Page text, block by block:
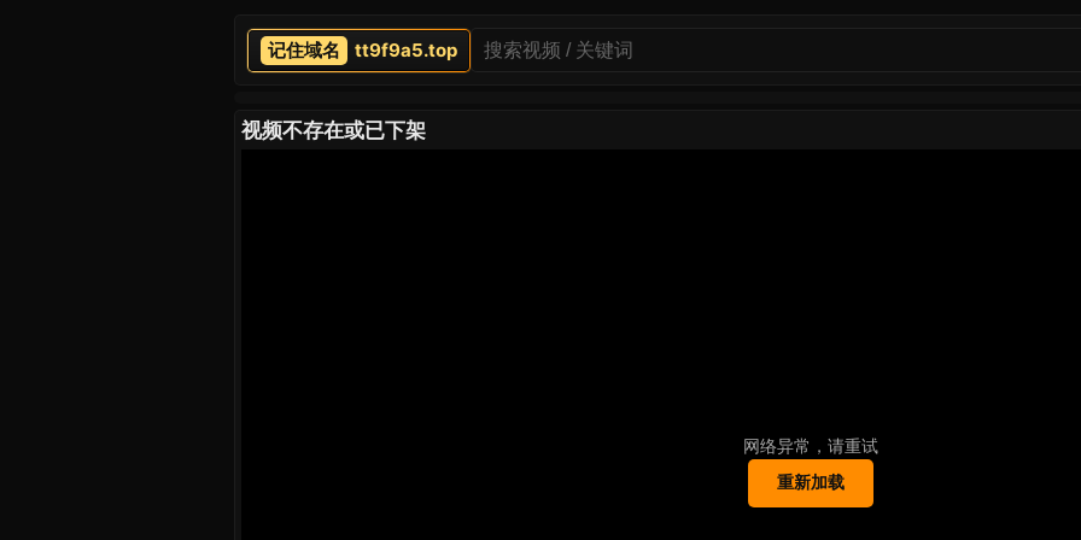
tt9f9a5.top
视频不存在或已下架
网络异常，请重试
重新加载